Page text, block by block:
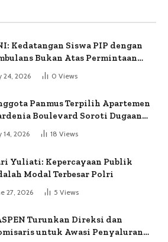
Kedatangan Siswa PIP dengan
Bukan Atas Permintaan
24, 2026 0 Views
Panmus Terpilih Apartemen
Boulevard Soroti Dugaan
Voting
14, 2026 18 Views
Yuliati: Kepercayaan Publik
Modal Terbesar Polri
27, 2026 5 Views
Turunkan Direksi dan
untuk Awasi Penyaluran